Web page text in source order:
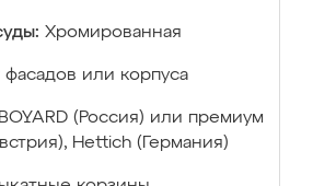
Хромированная
фасадов или корпуса
BOYARD (Россия) или премиум
Hettich (Германия)